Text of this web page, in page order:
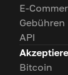
E-
Gebühren
API
Bitcoin